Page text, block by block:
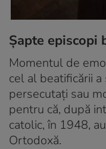
Șapte episcopi
Momentul de
cel al beatificării
persecutați sau
pentru că, după
catolic, în 1948,
Ortodoxă.